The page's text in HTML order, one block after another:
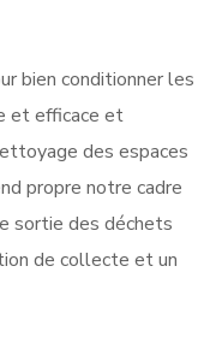
bien conditionner les
et efficace et
des espaces
propre notre cadre
sortie des déchets
de collecte et un